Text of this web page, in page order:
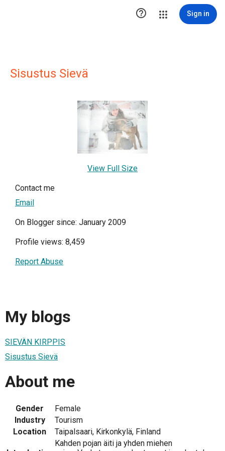
 Sign in
Sisustus Sievä
View Full Size
Contact me
Email
On Blogger since: January 2009
Profile views: 8,459
Report Abuse
My blogs
SIEVÄN KIRPPIS
Sisustus Sievä
About me
Gender
Female
Industry
Tourism
Location
Taipalsaari, Kirkonkylä, Finland
Kahden pojan äiti ja yhden miehen